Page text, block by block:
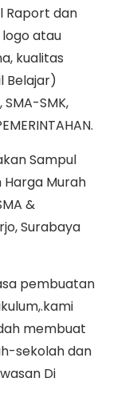
Raport dan
logo atau
kualitas
Belajar)
SMA-SMK,
Sampul
Harga Murah
&
Surabaya
pembuatan
membuat
sekolah dan
Di